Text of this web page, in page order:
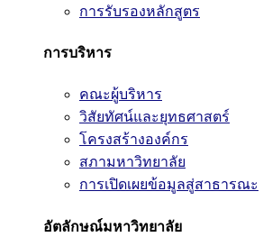
การรับรองหลักสูตร
การบริหาร
คณะผู้บริหาร
วิสัยทัศน์และยุทธศาสตร์
โครงสร้างองค์กร
สภามหาวิทยาลัย
การเปิดเผยข้อมูลสู่สาธารณะ
อัตลักษณ์มหาวิทยาลัย